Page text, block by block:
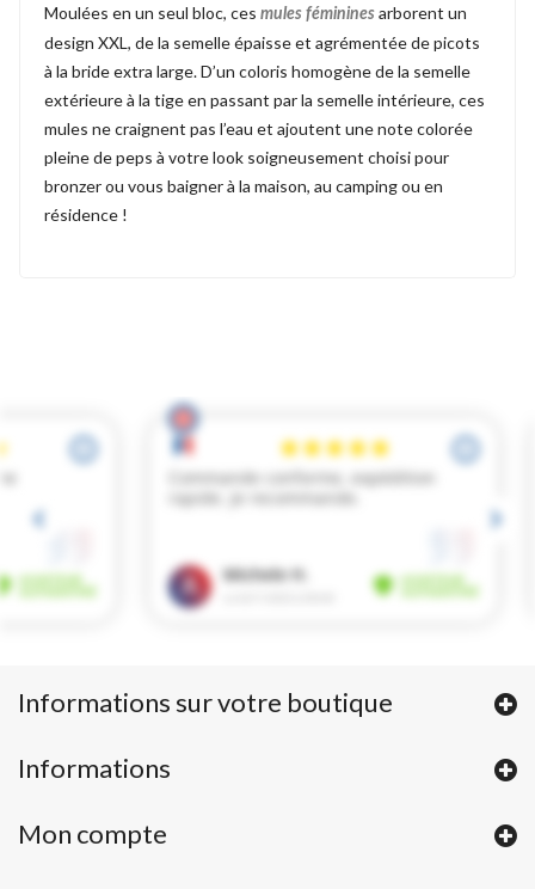
Moulées en un seul bloc, ces mules féminines arborent un
design XXL, de la semelle épaisse et agrémentée de picots
à la bride extra large. D’un coloris homogène de la semelle
extérieure à la tige en passant par la semelle intérieure, ces
mules ne craignent pas l’eau et ajoutent une note colorée
pleine de peps à votre look soigneusement choisi pour
bronzer ou vous baigner à la maison, au camping ou en
résidence !
Informations sur votre boutique
Informations
Mon compte